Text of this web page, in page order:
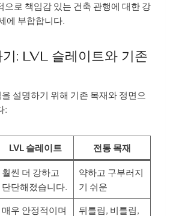
으로 책임감 있는 건축 관행에 대한 강
에 부합합니다.
: LVL 슬레이트와 기존
설명하기 위해 기존 목재와 정면으
:
LVL 슬레이트 전통 목재
훨씬 더 강하고
단단해졌습니다.
약하고 구부러지
기 쉬운
매우 안정적이며
뒤틀림, 비틀림,